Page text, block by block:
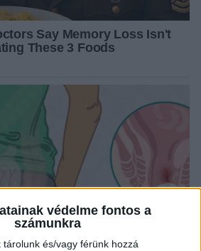
védelme fontos a
számunkra
és/vagy férünk hozzá